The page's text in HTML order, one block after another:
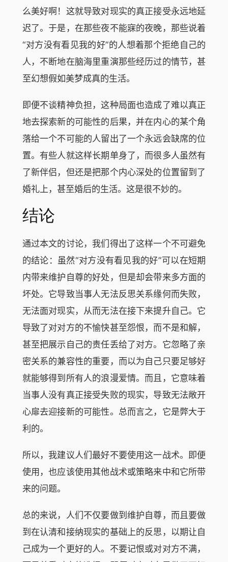
么美好啊！这就导致对现实的真正接受永远地延
迟了。于是，在那些夜不能寐的夜晚，那些说着
“对方没有看见我的好”的人想着那个拒绝自己的
人，不断地在脑海里重演那些经历过的情节，甚
至幻想假如美梦成真的生活。
即便不谈精神负担，这种局面也造成了难以真正
地去探索新的可能性的后果，并在内心的某个角
落给一个不可能的人留出了一个永远会缺席的位
置。有些人就这样长期单身了，而很多人虽然有
了新伴侣，但还是把那个内心深处的位置留到了
婚礼上，甚至婚后的生活。这是很不妙的。
结论
通过本文的讨论，我们得出了这样一个不可避免
的结论：虽然“对方没有看见我的好”可以在短期
内带来维护自尊的好处，但是却会带来多方面的
坏处。它导致当事人无法反思关系缘何而失败，
无法面对现实，从而无法在接下来提升自己。它
导致了对对方的不愉快甚至怨恨，而不是和解，
甚至把展示自己的责任丢给了对方。它忽略了亲
密关系的兼容性的重要，而以为自己只要足够好
就能够得到所有人的浪漫爱情。而且，它意味着
当事人没有真正接受失败的现实，导致无法敞开
心扉去迎接新的可能性。总而言之，它是弊大于
利的。
所以，我建议人们最好不要使用这一战术。即便
使用，也应该使用其他战术或策略来中和它所带
来的问题。
总的来说，人们不仅要做到维护自尊，而且要做
到在认清和接纳现实的基础上的反思，以期让自
己成为一个更好的人。不要记恨或对对方不满，